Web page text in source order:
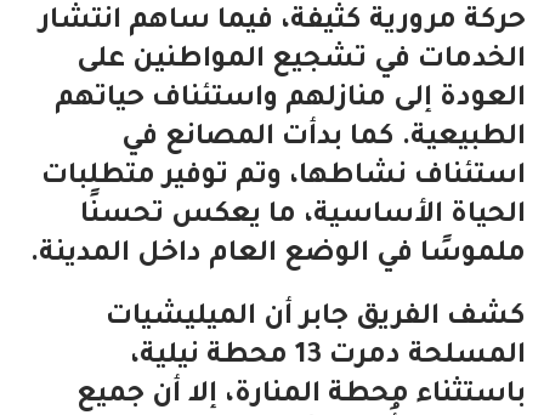
حركة مرورية كثيفة، فيما ساهم انتشار
الخدمات في تشجيع المواطنين على
العودة إلى منازلهم واستئناف حياتهم
الطبيعية. كما بدأت المصانع في
استئناف نشاطها، وتم توفير متطلبات
الحياة الأساسية، ما يعكس تحسنًا
ملموسًا في الوضع العام داخل المدينة.
كشف الفريق جابر أن الميليشيات
المسلحة دمرت 13 محطة نيلية،
باستثناء محطة المنارة، إلا أن جميع